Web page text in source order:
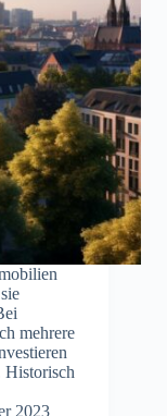
mehrere
Historisch
2023